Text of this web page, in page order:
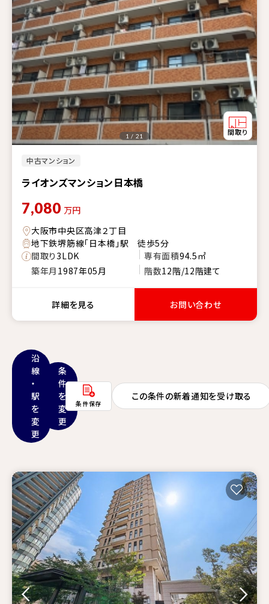
中古マンション
ライオンズマンション日本橋
1 / 21
7,080 万円
大阪市中央区高津２丁目
地下鉄堺筋線「日本橋」駅 徒歩5分
間取り3LDK 専有面積94.5㎡
築年月 1987年05月 階数12階/12階建て
詳細を見る お問い合わせ
沿
線
・
駅
を
変
更
条
件
を
変
更
条件保存
この条件の新着通知を受け取る